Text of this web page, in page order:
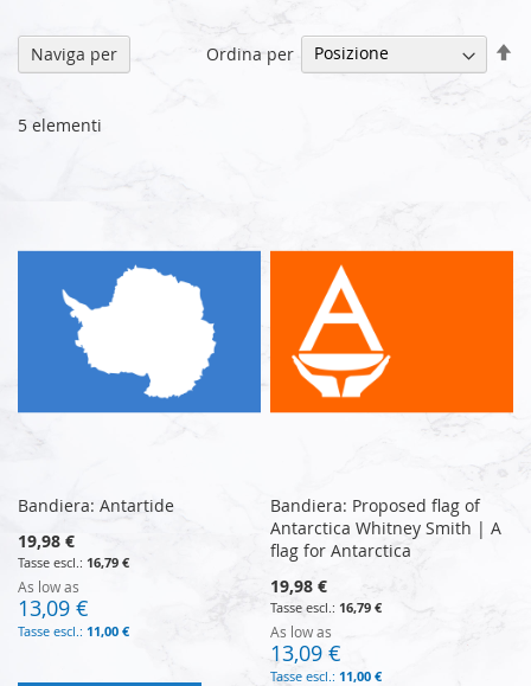
5 elementi
Ordina per
Bandiera: Antartide
19,98 €
16,79 €
As low as
13,09 €
11,00 €
Bandiera: Proposed flag of
Antarctica Whitney Smith | A
flag for Antarctica
19,98 €
16,79 €
As low as
13,09 €
11,00 €
Naviga per